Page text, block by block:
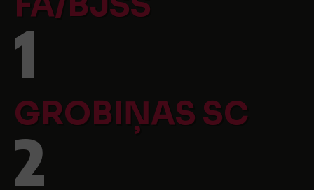
1
GROBIŅAS SC
2